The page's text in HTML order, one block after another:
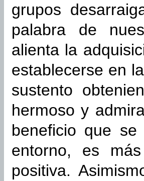
grupos
palabra de
alienta la
establecerse en
sustento
hermoso y
beneficio que
entorno, es
positiva.